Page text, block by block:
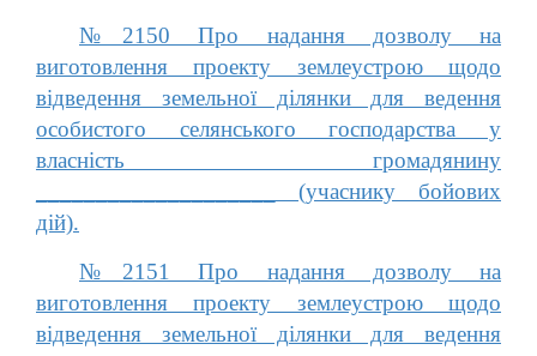
№2150 Про надання дозволу на
виготовлення проекту землеустрою щодо
відведення земельної ділянки для ведення
особистого селянського господарства у
власність громадянину
____________________ (учаснику бойових
дій).
№2151 Про надання дозволу на
виготовлення проекту землеустрою щодо
відведення земельної ділянки для ведення